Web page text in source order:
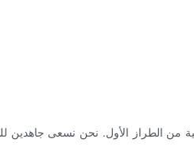
من الطراز الأول. نحن نسعى جاهدين